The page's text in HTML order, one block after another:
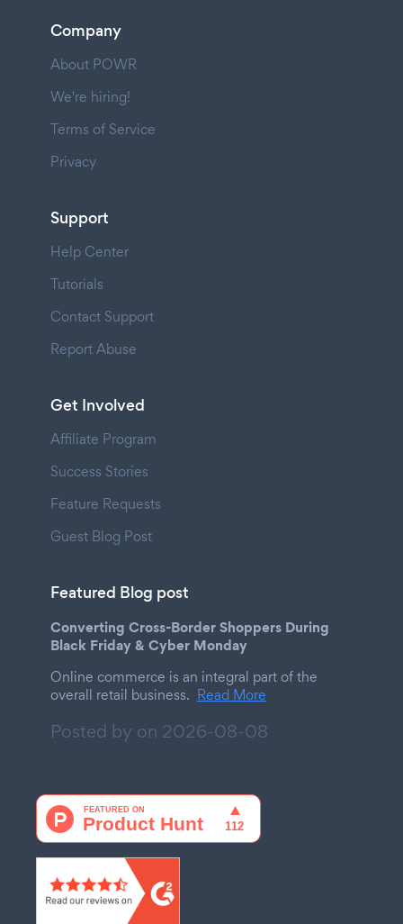
Company
About POWR
We're hiring!
Terms of Service
Privacy
Support
Help Center
Tutorials
Contact Support
Report Abuse
Get Involved
Affiliate Program
Success Stories
Feature Requests
Guest Blog Post
Featured Blog post
Converting Cross-Border Shoppers During
Black Friday & Cyber Monday
Online commerce is an integral part of the
overall retail business. Read More
Posted by on 2026-08-08